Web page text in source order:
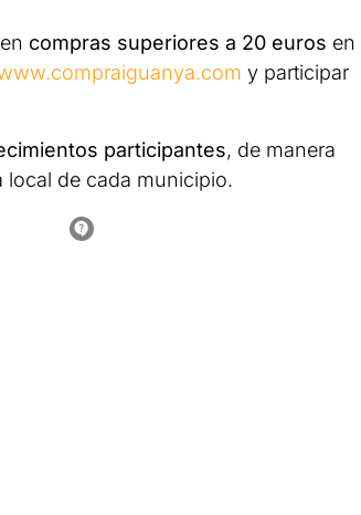
compras superiores a 20 euros en
y participar
participantes, de manera
local de cada municipio.